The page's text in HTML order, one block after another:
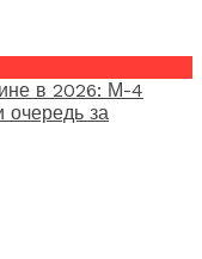
в 2026: М-4
очередь за